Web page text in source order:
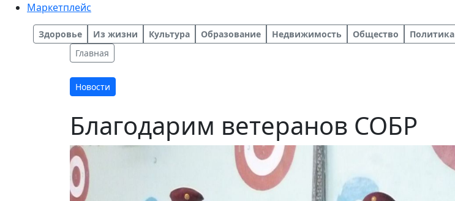
Маркетплейс
Здоровье Из жизни Культура Образование Недвижимость Общество Политика
Главная
Новости
Благодарим ветеранов СОБР